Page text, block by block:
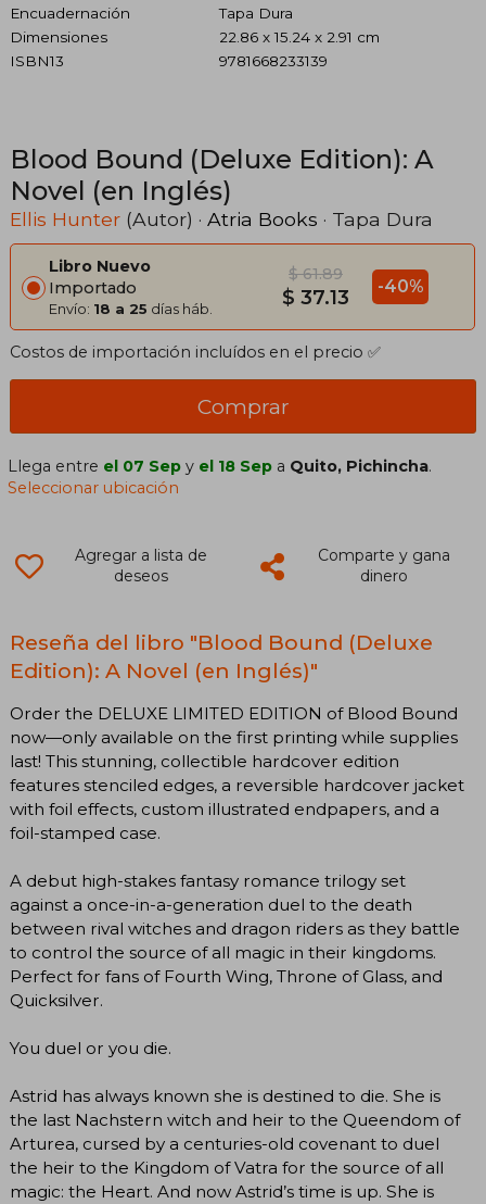
Encuadernación
Tapa Dura
Dimensiones
22.86 x 15.24 x 2.91 cm
ISBN13
9781668233139
Blood Bound (Deluxe Edition): A
Novel (en Inglés)
Ellis Hunter (Autor) · Atria Books · Tapa Dura
Libro Nuevo
Importado
Envío: 18 a 25 días háb.
$ 61.89
$ 37.13 -40%
Costos de importación incluídos en el precio ✅
Comprar
Llega entre el 07 Sep y el 18 Sep a Quito, Pichincha.
Seleccionar ubicación
Agregar a lista de
deseos
Comparte y gana
dinero
Reseña del libro "Blood Bound (Deluxe
Edition): A Novel (en Inglés)"
Order the DELUXE LIMITED EDITION of Blood Bound
now—only available on the first printing while supplies
last! This stunning, collectible hardcover edition
features stenciled edges, a reversible hardcover jacket
with foil effects, custom illustrated endpapers, and a
foil-stamped case.
A debut high-stakes fantasy romance trilogy set
against a once-in-a-generation duel to the death
between rival witches and dragon riders as they battle
to control the source of all magic in their kingdoms.
Perfect for fans of Fourth Wing, Throne of Glass, and
Quicksilver.
You duel or you die.
Astrid has always known she is destined to die. She is
the last Nachstern witch and heir to the Queendom of
Arturea, cursed by a centuries-old covenant to duel
the heir to the Kingdom of Vatra for the source of all
magic: the Heart. And now Astrid’s time is up. She is